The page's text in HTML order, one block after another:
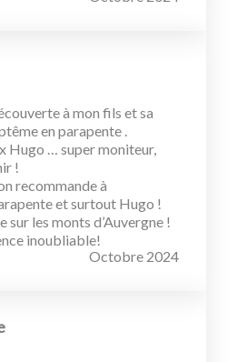
à mon fils et sa
en parapente .
Hugo … super moniteur,
!
recommande à
et surtout Hugo !
sur les monts d’Auvergne !
inoubliable!
Octobre 2024